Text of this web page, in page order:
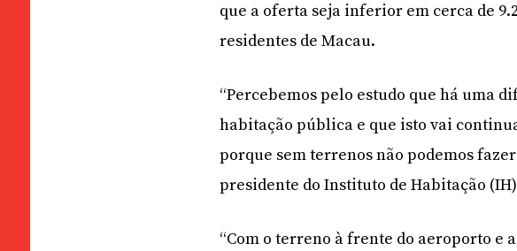
que a oferta seja inferior em cerca de
residentes de Macau.
“Percebemos pelo estudo que há uma
habitação pública e que isto vai
porque sem terrenos não podemos
presidente do Instituto de Habitação
“Com o terreno à frente do aeroporto e